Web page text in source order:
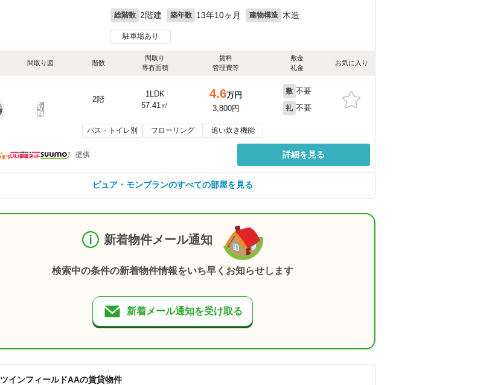
総階数 2階建 築年数 13年10ヶ月 建物構造 木造
駐車場あり
間取り図 階数
間取り
専有面積
賃料
管理費等
敷金
礼金
お気に入り
2階
1LDK
57.41㎡
4.6万円
3,800円
敷 不要
礼 不要
バス・トイレ別 フローリング 追い炊き機能
提供 詳細を見る
ピュア・モンブランのすべての部屋を見る
新着物件メール通知
検索中の条件の新着物件情報をいち早くお知らせします
新着メール通知を受け取る
ツインフィールドAAの賃貸物件